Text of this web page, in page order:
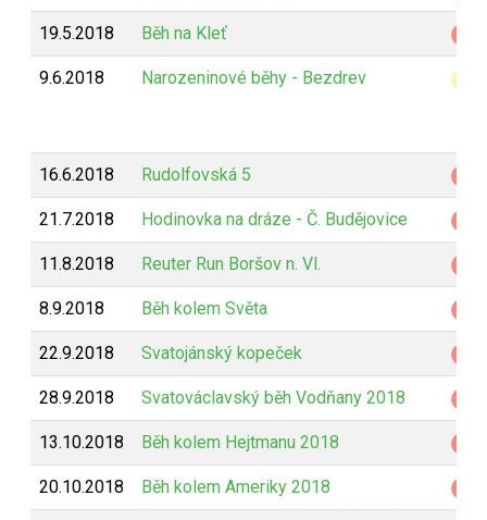
19.5.2018 Běh na Kleť
9.6.2018 Narozeninové běhy - Bezdrev
16.6.2018 Rudolfovská 5
21.7.2018 Hodinovka na dráze - Č. Budějovice
11.8.2018 Reuter Run Boršov n. Vl.
8.9.2018 Běh kolem Světa
22.9.2018 Svatojánský kopeček
28.9.2018 Svatováclavský běh Vodňany 2018
13.10.2018 Běh kolem Hejtmanu 2018
20.10.2018 Běh kolem Ameriky 2018